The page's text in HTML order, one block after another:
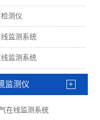
测仪
监测系统
监测系统
监测仪
在线监测系统